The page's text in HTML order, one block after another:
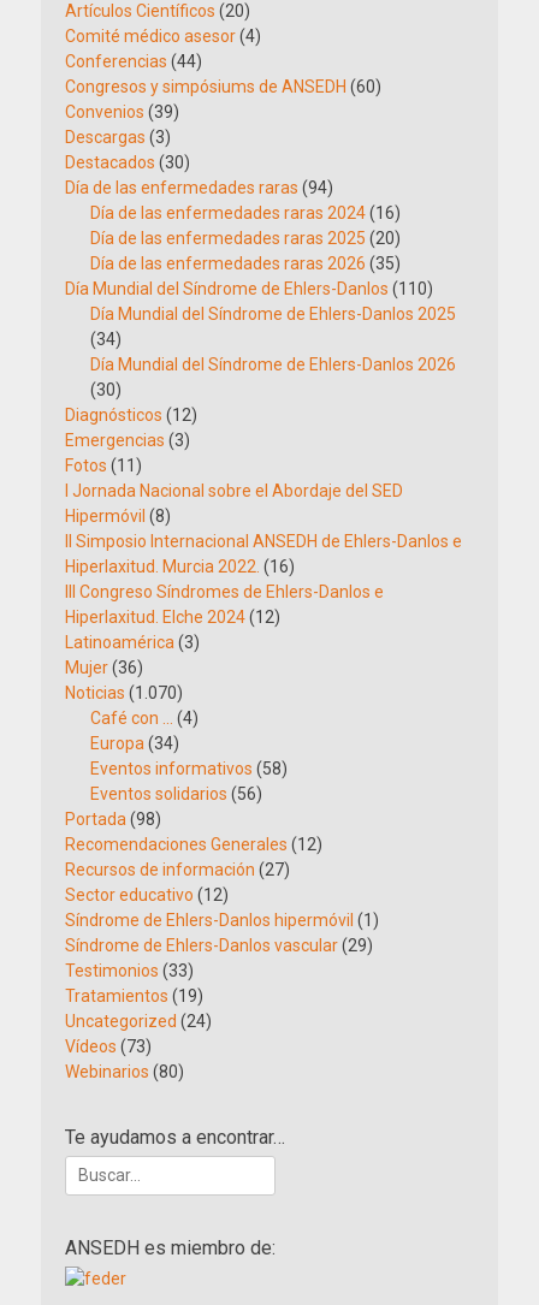
Artículos Científicos (20)
Comité médico asesor(4)
Conferencias (44)
Congresos y simpósiums de ANSEDH (60)
Convenios (39)
Descargas (3)
Destacados (30)
Día de las enfermedades raras (94)
Día de las enfermedades raras 2024(16)
Día de las enfermedades raras 2025 (20)
Día de las enfermedades raras 2026 (35)
Día Mundial del Síndrome de Ehlers-Danlos (110)
Día Mundial del Síndrome de Ehlers-Danlos 2025
(34)
Día Mundial del Síndrome de Ehlers-Danlos 2026
(30)
Diagnósticos (12)
Emergencias (3)
Fotos (11)
I Jornada Nacional sobre el Abordaje del SED
Hipermóvil (8)
II Simposio Internacional ANSEDH de Ehlers-Danlos e
Hiperlaxitud. Murcia 2022. (16)
III Congreso Síndromes de Ehlers-Danlos e
Hiperlaxitud. Elche 2024(12)
Latinoamérica (3)
Mujer(36)
Noticias (1.070)
Café con …
(4)
Europa (34)
Eventos informativos (58)
Eventos solidarios (56)
Portada (98)
Recomendaciones Generales (12)
Recursos de información (27)
Sector educativo (12)
Síndrome de Ehlers-Danlos hipermóvil (1)
Síndrome de Ehlers-Danlos vascular(29)
Testimonios (33)
Tratamientos (19)
Uncategorized (24)
Vídeos (73)
Webinarios (80)
Te ayudamos a encontrar…
Buscar:
ANSEDH es miembro de: